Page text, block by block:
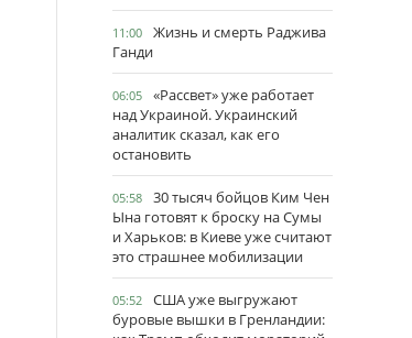
11:00
Жизнь и смерть Раджива
Ганди
06:05
«Рассвет» уже работает
над Украиной. Украинский
аналитик сказал, как его
остановить
05:58
30 тысяч бойцов Ким Чен
Ына готовят к броску на Сумы
и Харьков: в Киеве уже считают
это страшнее мобилизации
05:52
США уже выгружают
буровые вышки в Гренландии: